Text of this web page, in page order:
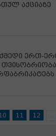
აქციაზე
ერთ-
10 11 12